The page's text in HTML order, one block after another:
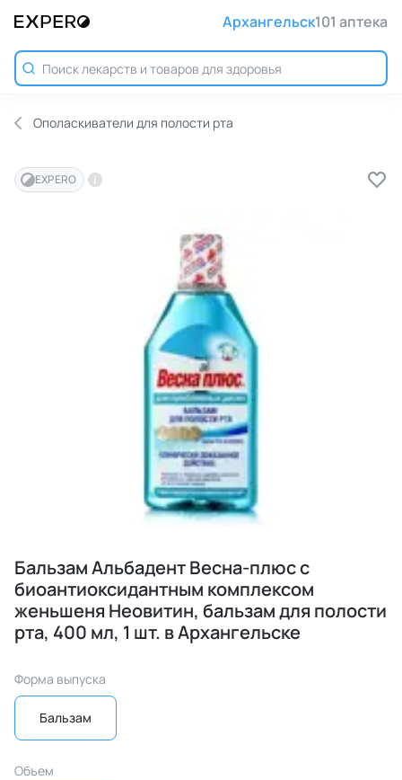
Архангельск101 аптека
Ополаскиватели для полости рта
EXPERO
Бальзам Альбадент Весна-плюс с
биоантиоксидантным комплексом
женьшеня Неовитин, бальзам для полости
рта, 400 мл, 1 шт. в Архангельске
Форма выпуска
Бальзам
Объем